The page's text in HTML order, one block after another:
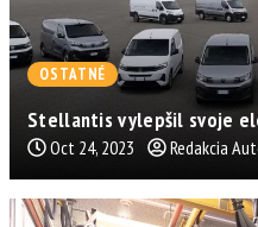
OSTATNÉ
Stellantis vylepšil svoje
Oct 24, 2023 Redakcia